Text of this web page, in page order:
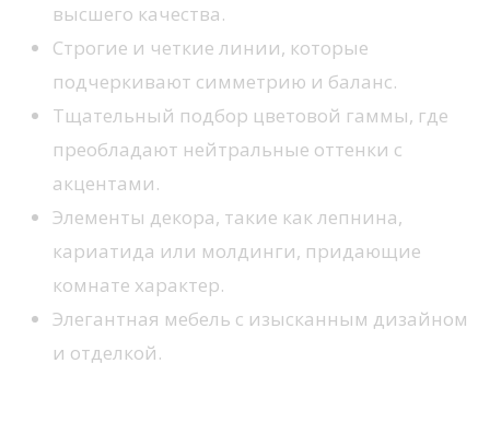
высшего качества.
Строгие и четкие линии, которые
подчеркивают симметрию и баланс.
Тщательный подбор цветовой гаммы, где
преобладают нейтральные оттенки с
акцентами.
Элементы декора, такие как лепнина,
кариатида или молдинги, придающие
комнате характер.
Элегантная мебель с изысканным дизайном
и отделкой.